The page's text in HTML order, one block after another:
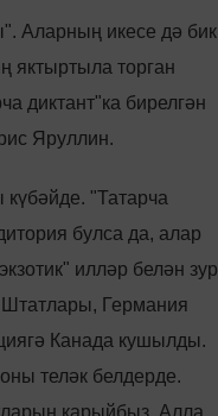
Аларның икесе дә бик
яктыртыла торган
диктант"ка бирелгән
Яруллин.
"Татарча
булса да, алар
илләр белән зур
Германия
Канада кушылды.
теләк белдерде.
карыйбыз. Алла